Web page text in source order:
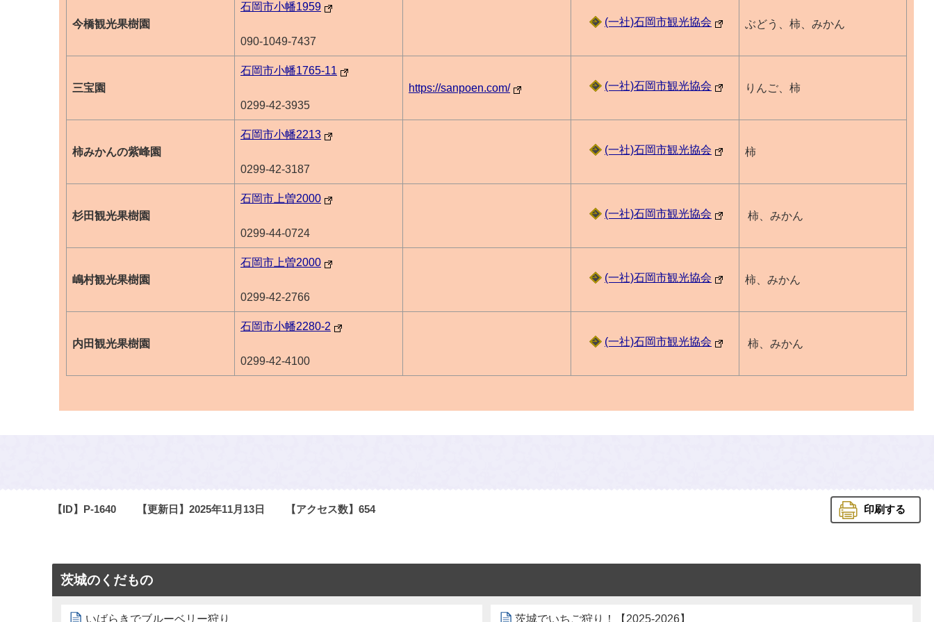
今橋観光果樹園
石岡市小幡1959
090-1049-7437
(一社)石岡市観光協会 ぶどう、柿、みかん
三宝園
石岡市小幡1765-11
0299-42-3935
https://sanpoen.com/ (一社)石岡市観光協会 りんご、柿
柿みかんの紫峰園
石岡市小幡2213
0299-42-3187
(一社)石岡市観光協会 柿
杉田観光果樹園
石岡市上曽2000
0299-44-0724
(一社)石岡市観光協会 柿、みかん
嶋村観光果樹園
石岡市上曽2000
0299-42-2766
(一社)石岡市観光協会 柿、みかん
内田観光果樹園
石岡市小幡2280-2
0299-42-4100
(一社)石岡市観光協会 柿、みかん
【ID】 P-1640 【更新日】 2025年11月13日 【アクセス数】 654 印刷する
茨城のくだもの
いばらきでブルーベリー狩り 茨城でいちご狩り！【2025-2026】